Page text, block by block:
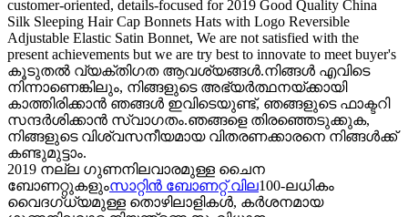
customer-oriented, details-focused for 2019 Good Quality China
Silk Sleeping Hair Cap Bonnets Hats with Logo Reversible
Adjustable Elastic Satin Bonnet, We are not satisfied with the
present achievements but we are try best to innovate to meet buyer's
കൂടുതൽ വ്യക്തിഗത ആവശ്യങ്ങൾ.നിങ്ങൾ എവിടെ
നിന്നാണെങ്കിലും, നിങ്ങളുടെ അഭ്യർത്ഥനയ്ക്കായി
കാത്തിരിക്കാൻ ഞങ്ങൾ ഇവിടെയുണ്ട്, ഞങ്ങളുടെ ഫാക്ടറി
സന്ദർശിക്കാൻ സ്വാഗതം.ഞങ്ങളെ തിരഞ്ഞെടുക്കുക,
നിങ്ങളുടെ വിശ്വസനീയമായ വിതരണക്കാരനെ നിങ്ങൾക്ക്
കണ്ടുമുട്ടാം.
2019 നല്ല ഗുണനിലവാരമുള്ള ചൈന
ബോണറ്റുകളുംസാറ്റിൻ ബോണറ്റ് വില100-ലധികം
വൈദഗ്‌ധ്യമുള്ള തൊഴിലാളികൾ, കർശനമായ